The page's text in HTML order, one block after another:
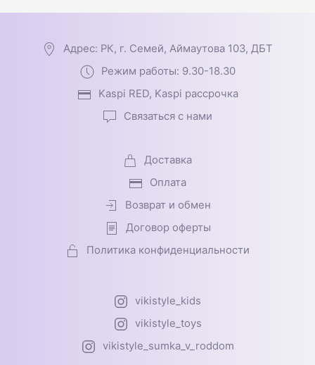
Адрес: РК, г. Семей, Аймаутова 103, ДБТ
Режим работы: 9.30-18.30
Kaspi RED, Kaspi рассрочка
Связаться с нами
Доставка
Оплата
Возврат и обмен
Договор оферты
Политика конфиденциальности
vikistyle_kids
vikistyle_toys
vikistyle_sumka_v_roddom